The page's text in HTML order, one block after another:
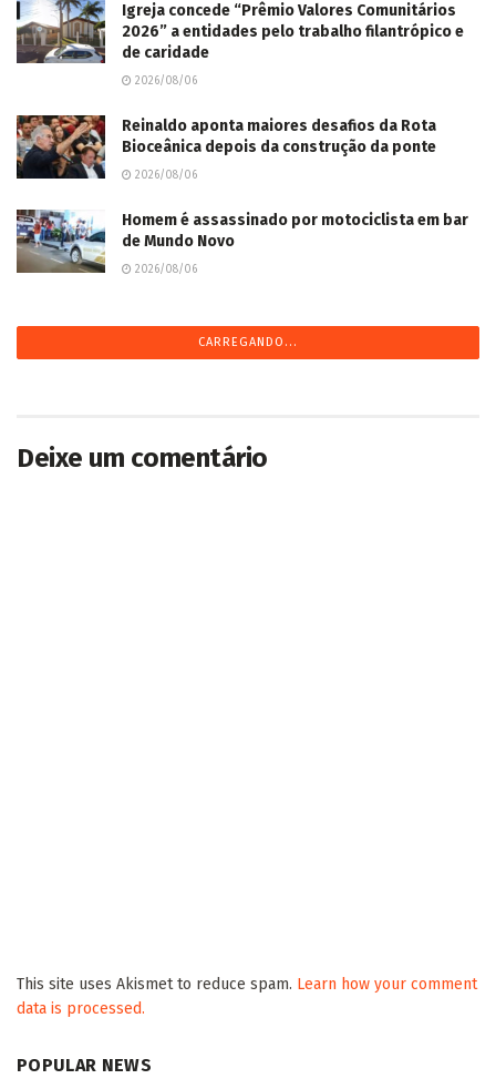
Igreja concede “Prêmio Valores Comunitários
2026” a entidades pelo trabalho filantrópico e
de caridade
2026/08/06
Reinaldo aponta maiores desafios da Rota
Bioceânica depois da construção da ponte
2026/08/06
Homem é assassinado por motociclista em bar
de Mundo Novo
2026/08/06
CARREGANDO...
Deixe um comentário
This site uses Akismet to reduce spam. Learn how your comment
data is processed.
POPULAR NEWS